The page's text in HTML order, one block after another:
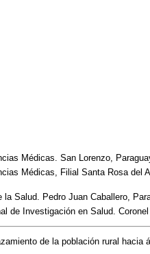
Médicas. San Lorenzo,
Médicas, Filial Santa Rosa del
Salud. Pedro Juan Caballero,
de Investigación en Salud.
de la población rural hacia